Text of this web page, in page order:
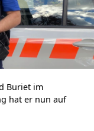
Buriet im
hat er nun auf